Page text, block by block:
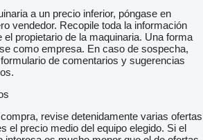
a un precio inferior, póngase en
vendedor. Recopile toda la información
el propietario de la maquinaria. Una forma
como empresa. En caso de sospecha,
de comentarios y sugerencias
revise detenidamente varias ofertas
el precio medio del equipo elegido. Si el